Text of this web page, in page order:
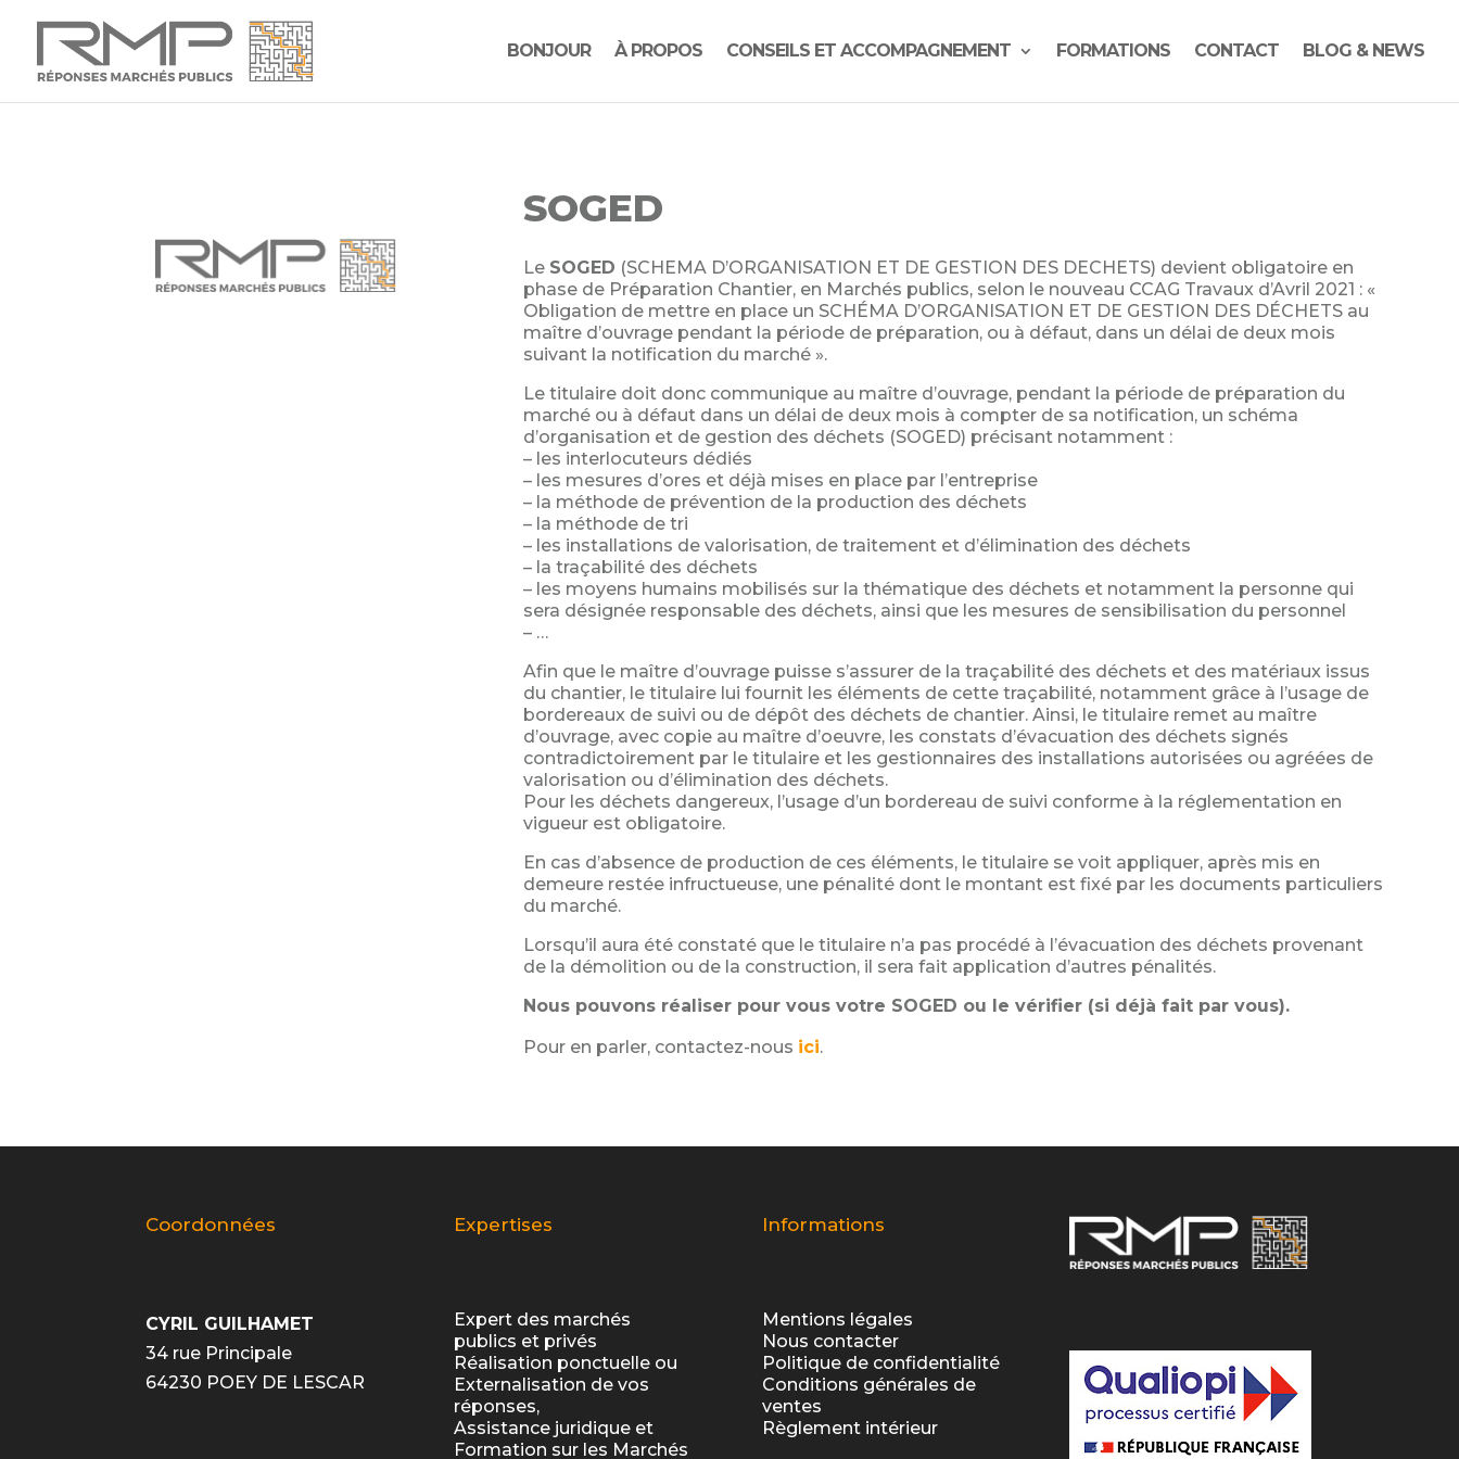
BONJOUR À PROPOS CONSEILS ET ACCOMPAGNEMENT FORMATIONS CONTACT BLOG & NEWS
SOGED
Le SOGED (SCHEMA D’ORGANISATION ET DE GESTION DES DECHETS) devient obligatoire en
phase de Préparation Chantier, en Marchés publics, selon le nouveau CCAG Travaux d’Avril 2021 : «
Obligation de mettre en place un SCHÉMA D’ORGANISATION ET DE GESTION DES DÉCHETS au
maître d’ouvrage pendant la période de préparation, ou à défaut, dans un délai de deux mois
suivant la notification du marché ».
Le titulaire doit donc communique au maître d’ouvrage, pendant la période de préparation du
marché ou à défaut dans un délai de deux mois à compter de sa notification, un schéma
d’organisation et de gestion des déchets (SOGED) précisant notamment :
– les interlocuteurs dédiés
– les mesures d’ores et déjà mises en place par l’entreprise
– la méthode de prévention de la production des déchets
– la méthode de tri
– les installations de valorisation, de traitement et d’élimination des déchets
– la traçabilité des déchets
– les moyens humains mobilisés sur la thématique des déchets et notamment la personne qui
sera désignée responsable des déchets, ainsi que les mesures de sensibilisation du personnel
– …
Afin que le maître d’ouvrage puisse s’assurer de la traçabilité des déchets et des matériaux issus
du chantier, le titulaire lui fournit les éléments de cette traçabilité, notamment grâce à l’usage de
bordereaux de suivi ou de dépôt des déchets de chantier. Ainsi, le titulaire remet au maître
d’ouvrage, avec copie au maître d’oeuvre, les constats d’évacuation des déchets signés
contradictoirement par le titulaire et les gestionnaires des installations autorisées ou agréées de
valorisation ou d’élimination des déchets.
Pour les déchets dangereux, l’usage d’un bordereau de suivi conforme à la réglementation en
vigueur est obligatoire.
En cas d’absence de production de ces éléments, le titulaire se voit appliquer, après mis en
demeure restée infructueuse, une pénalité dont le montant est fixé par les documents particuliers
du marché.
Lorsqu’il aura été constaté que le titulaire n’a pas procédé à l’évacuation des déchets provenant
de la démolition ou de la construction, il sera fait application d’autres pénalités.
Nous pouvons réaliser pour vous votre SOGED ou le vérifier (si déjà fait par vous).
Pour en parler, contactez-nous ici.
Coordonnées
CYRIL GUILHAMET
34 rue Principale
64230 POEY DE LESCAR
Expertises
Expert des marchés
publics et privés
Réalisation ponctuelle ou
Externalisation de vos
réponses,
Assistance juridique et
Formation sur les Marchés
Informations
Mentions légales
Nous contacter
Politique de confidentialité
Conditions générales de
ventes
Règlement intérieur